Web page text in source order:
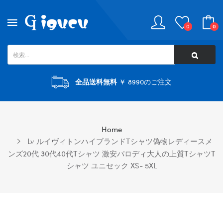
0 0
全品送料無料￥ 8990のご注文
Home
Lv ルイヴィトンハイブランドtシャツ偽物レディースメ
ンズ20代 30代40代tシャツ 激安パロディ大人の上質Tシャツt
シャツ ユニセック XS- 5XL